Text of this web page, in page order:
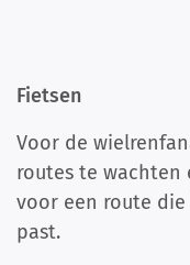
Fietsen
Voor de
routes te wachten
voor een route
past.